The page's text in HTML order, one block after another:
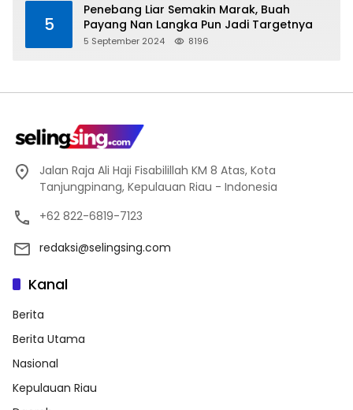
5
Penebang Liar Semakin Marak, Buah
Payang Nan Langka Pun Jadi Targetnya
5 September 2024 8196
Jalan Raja Ali Haji Fisabilillah KM 8 Atas, Kota
Tanjungpinang, Kepulauan Riau - Indonesia
+62 822-6819-7123
redaksi@selingsing.com
Kanal
Berita
Berita Utama
Nasional
Kepulauan Riau